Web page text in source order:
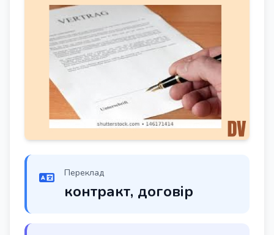
Переклад
контракт, договір